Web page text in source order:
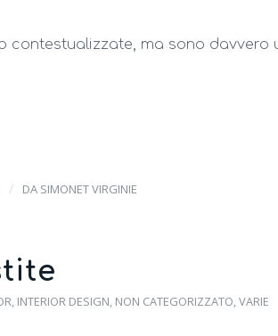
contestualizzate, ma sono davvero
/ DA SIMONET VIRGINIE
, INTERIOR DESIGN, NON CATEGORIZZATO,VARIE